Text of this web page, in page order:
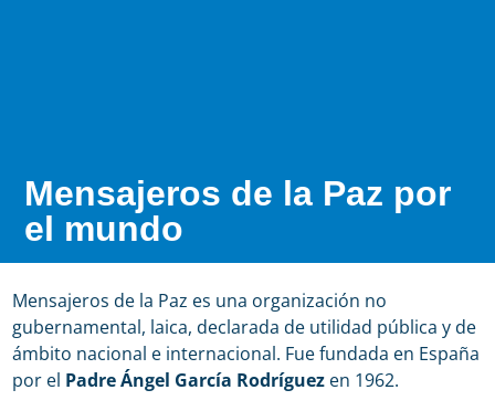
Mensajeros de la Paz por
el mundo
Mensajeros de la Paz es una organización no
gubernamental, laica, declarada de utilidad pública y de
ámbito nacional e internacional. Fue fundada en España
por el Padre Ángel García Rodríguez en 1962.